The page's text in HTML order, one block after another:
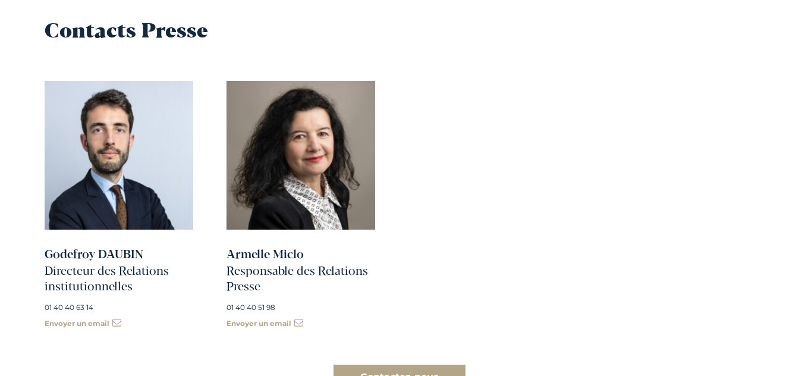
Contacts Presse
Godefroy DAUBIN
Directeur des Relations
institutionnelles
01 40 40 63 14
Envoyer un email
Armelle Miclo
Responsable des Relations
Presse
01 40 40 51 98
Envoyer un email